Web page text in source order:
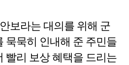
보라는 대의를 위해 군
묵묵히 인내해 준 주민들
빨리 보상 혜택을 드리는